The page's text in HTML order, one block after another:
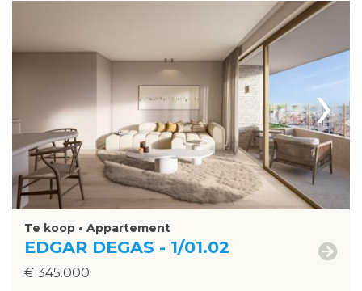
›
Te koop • Appartement
EDGAR DEGAS - 1/01.02
€ 345.000